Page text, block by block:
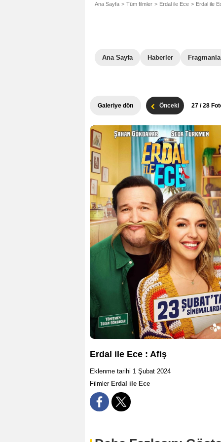
Ana Sayfa Tüm filmler Erdal ile Ece Erdal ile
Ana Sayfa Haberler
Galeriye dön Önceki 27 / 28
Erdal ile Ece : Afiş
Eklenme tarihi 1 Şubat 2024
Filmler Erdal ile Ece